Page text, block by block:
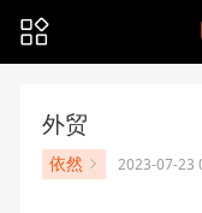
外贸
依然 2023-07-23